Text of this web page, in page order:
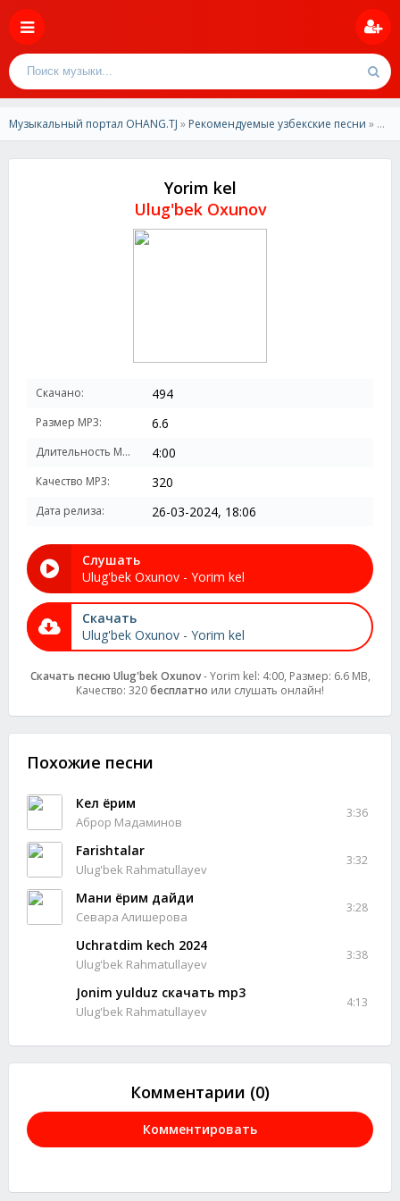
Музыкальный портал OHANG.TJ » Рекомендуемые узбекские песни » Ulug'bek Oxunov - Yorim kel
Yorim kel
Ulug'bek Oxunov
Скачано: 494
Размер MP3: 6.6
Длительность MP3: 4:00
Качество MP3: 320
Дата релиза: 26-03-2024, 18:06
Слушать
Ulug'bek Oxunov - Yorim kel
Скачать
Ulug'bek Oxunov - Yorim kel
Скачать песню Ulug'bek Oxunov- Yorim kel: 4:00, Размер: 6.6 MB,
Качество: 320бесплатно или слушать онлайн!
Похожие песни
Кел ёрим
Аброр Мадаминов
3:36
Farishtalar
Ulug'bek Rahmatullayev
3:32
Мани ёрим дайди
Севара Алишерова
3:28
Uchratdim kech 2024
Ulug'bek Rahmatullayev
3:38
Jonim yulduz скачать mp3
Ulug'bek Rahmatullayev
4:13
Комментарии (0)
Комментировать